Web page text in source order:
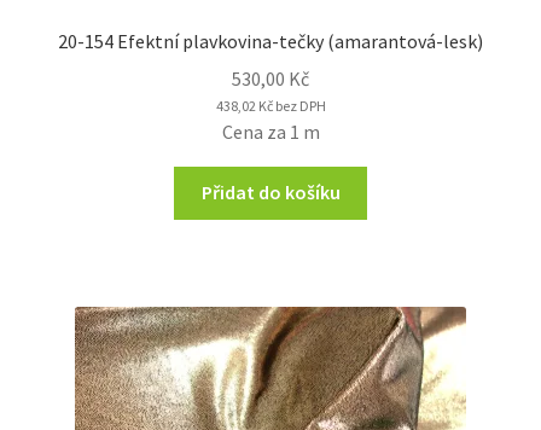
20-154 Efektní plavkovina-tečky (amarantová-lesk)
530,00 Kč
438,02 Kčbez DPH
Cena za 1 m
Přidat do košíku